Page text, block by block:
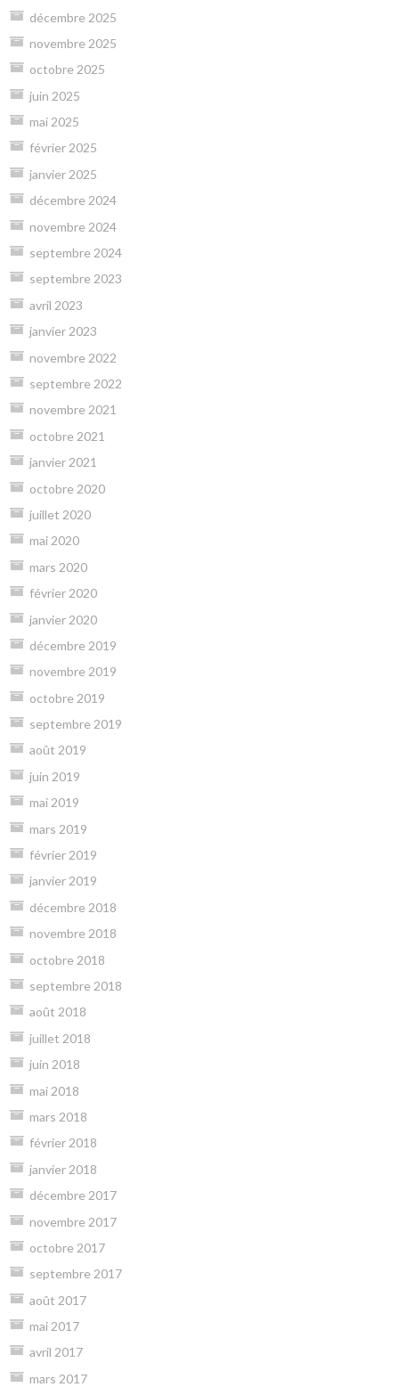
décembre 2025
novembre 2025
octobre 2025
juin 2025
mai 2025
février 2025
janvier 2025
décembre 2024
novembre 2024
septembre 2024
septembre 2023
avril 2023
janvier 2023
novembre 2022
septembre 2022
novembre 2021
octobre 2021
janvier 2021
octobre 2020
juillet 2020
mai 2020
mars 2020
février 2020
janvier 2020
décembre 2019
novembre 2019
octobre 2019
septembre 2019
août 2019
juin 2019
mai 2019
mars 2019
février 2019
janvier 2019
décembre 2018
novembre 2018
octobre 2018
septembre 2018
août 2018
juillet 2018
juin 2018
mai 2018
mars 2018
février 2018
janvier 2018
décembre 2017
novembre 2017
octobre 2017
septembre 2017
août 2017
mai 2017
avril 2017
mars 2017